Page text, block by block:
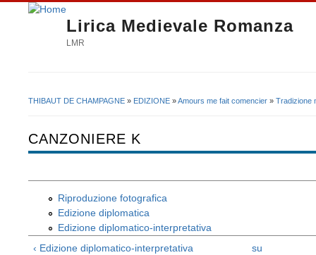
Lirica Medievale Romanza
LMR
THIBAUT DE CHAMPAGNE » EDIZIONE »Amours me fait comencier » Tradizione
CANZONIERE K
Riproduzione fotografica
Edizione diplomatica
Edizione diplomatico-interpretativa
‹ Edizione diplomatico-interpretativa
su